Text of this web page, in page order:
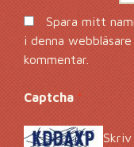
Spara mitt
i denna
kommentar.
Captcha *